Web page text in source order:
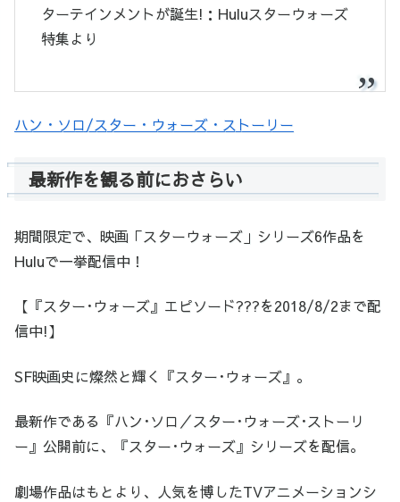
ターテインメントが誕生!：Huluスターウォーズ
特集より
ハン・ソロ/スター・ウォーズ・ストーリー
最新作を観る前におさらい
期間限定で、映画「スターウォーズ」シリーズ6作品を
Huluで一挙配信中！
【『スター･ウォーズ』エピソード???を2018/8/2まで配
信中!】
SF映画史に燦然と輝く『スター･ウォーズ』。
最新作である『ハン･ソロ／スター･ウォーズ･ストーリ
ー』公開前に、『スター･ウォーズ』シリーズを配信。
劇場作品はもとより、人気を博したTVアニメーションシ